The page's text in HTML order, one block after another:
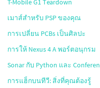
T-Mobile G1 Teardown
เมาส์สำหรับ PSP ของคุณ
การเปลี่ยน PCBs เป็นศิลปะ
การให้ Nexus 4 A พอร์ตอนุกรม
Sonar กับ Python และ
การแฮ็กบนทีวี: สิ่งที่คุณต้องรู้